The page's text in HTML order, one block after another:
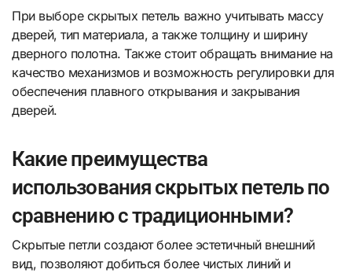
При выборе скрытых петель важно учитывать массу
дверей, тип материала, а также толщину и ширину
дверного полотна. Также стоит обращать внимание на
качество механизмов и возможность регулировки для
обеспечения плавного открывания и закрывания
дверей.
Какие преимущества
использования скрытых петель по
сравнению с традиционными?
Скрытые петли создают более эстетичный внешний
вид, позволяют добиться более чистых линий и